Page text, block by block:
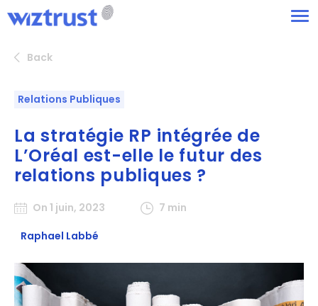
Back
Relations Publiques
La stratégie RP intégrée de
L’Oréal est-elle le futur des
relations publiques ?
On 1 juin, 2023
7 min
Raphael Labbé